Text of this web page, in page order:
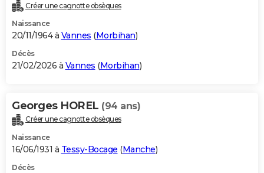
Créer une cagnotte obsèques
Naissance
20/11/1964 à Vannes (Morbihan)
Décès
21/02/2026 à Vannes (Morbihan)
Georges HOREL (94 ans)
Créer une cagnotte obsèques
Naissance
16/06/1931 à Tessy-Bocage (Manche)
Décès